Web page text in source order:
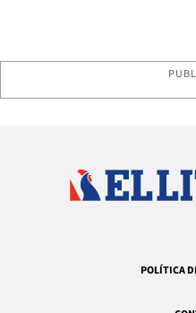
POLÍTICA